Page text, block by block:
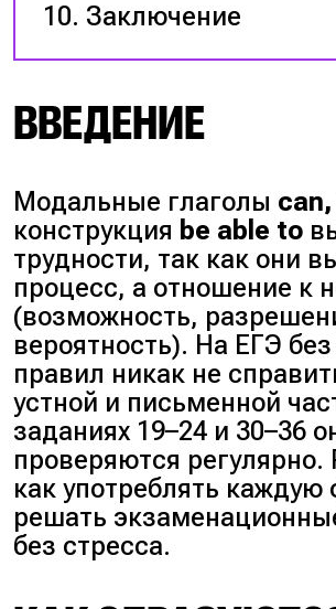
Заключение
ВВЕДЕНИЕ
Модальные глаголы
конструкция be able to
трудности, так как они
процесс, а отношение к
(возможность,
вероятность). На ЕГЭ
правил никак не
устной и письменной
заданиях 19–24 и 30–36
проверяются регулярно.
как употреблять каждую
решать
без стресса.